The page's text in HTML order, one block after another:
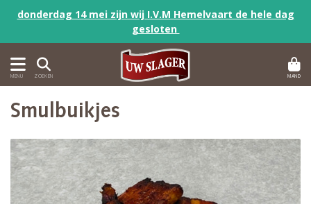
donderdag 14 mei zijn wij I.V.M Hemelvaart de hele dag
gesloten
MENU ZOEKEN MAND
Smulbuikjes